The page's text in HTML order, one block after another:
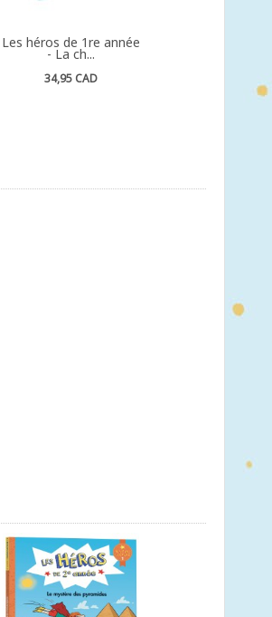
Les héros de 1re année
- La ch...
34,95 CAD